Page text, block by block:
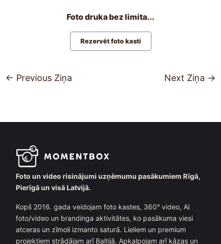
Foto druka bez limita...
Rezervēt foto kasti
← Previous Ziņa Next Ziņa →
Foto un video risinājumi uzņēmumu pasākumiem Rīgā,
Pierīgā un visā Latvijā.
Kopš 2016. gada veidojam foto kastes, 360° video, AI
foto/video un brandinga aktivitātes, ko pasākuma viesi
atceras un zīmoli izmanto saturā. Lieliem un premium
projektiem strādājam arī Baltijā. Apkalpojam arī kāzas un